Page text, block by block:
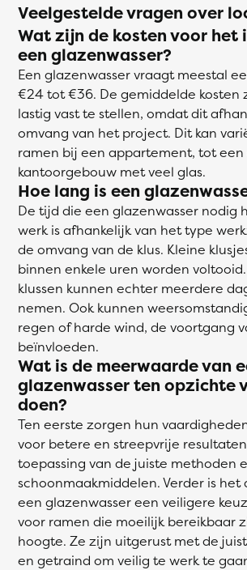
Veelgestelde vragen over
Wat zijn de kosten voor het
een glazenwasser?
Een glazenwasser vraagt meestal
€24 tot €36. De gemiddelde kosten
lastig vast te stellen, omdat dit
omvang van het project. Dit kan
ramen bij een appartement, tot
kantoorgebouw met veel glas.
Hoe lang is een
De tijd die een glazenwasser nodig
werk is afhankelijk van het type
de omvang van de klus. Kleine
binnen enkele uren worden
klussen kunnen echter meerdere
nemen. Ook kunnen
regen of harde wind, de voortgang
beïnvloeden.
Wat is de meerwaarde van
glazenwasser ten opzichte
doen?
Ten eerste zorgen hun
voor betere en streepvrije
toepassing van de juiste methoden
schoonmaakmiddelen. Verder is het
een glazenwasser een veiligere
voor ramen die moeilijk bereikbaar
hoogte. Ze zijn uitgerust met de
en getraind om veilig te werk te